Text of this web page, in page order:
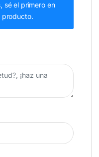
sé el primero en
producto.